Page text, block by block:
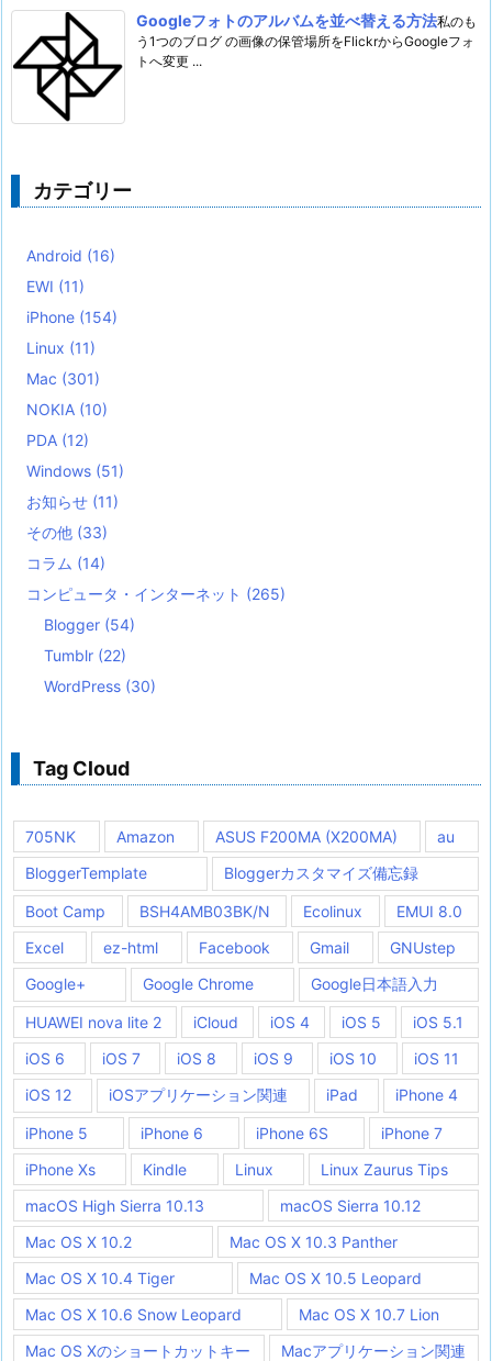
Googleフォトのアルバムを並べ替える方法私のも
う1つのブログ の画像の保管場所をFlickrからGoogleフォ
トへ変更 ...
カテゴリー
Android (16)
EWI (11)
iPhone (154)
Linux (11)
Mac (301)
NOKIA (10)
PDA (12)
Windows (51)
お知らせ (11)
その他 (33)
コラム (14)
コンピュータ・インターネット (265)
Blogger (54)
Tumblr (22)
WordPress (30)
Tag Cloud
705NK Amazon ASUS F200MA (X200MA)
au
BloggerTemplate
Bloggerカスタマイズ備忘録
Boot Camp BSH4AMB03BK/N Ecolinux
EMUI 8.0
Excel
ez-html Facebook Gmail
GNUstep
Google+
Google Chrome Google日本語入力
HUAWEI nova lite 2 iCloud iOS 4 iOS 5
iOS 5.1
iOS 6
iOS 7 iOS 8 iOS 9 iOS 10
iOS 11
iOS 12
iOSアプリケーション関連 iPad iPhone 4
iPhone 5 iPhone 6 iPhone 6S
iPhone 7
iPhone Xs
Kindle Linux
Linux Zaurus Tips
macOS High Sierra 10.13
macOS Sierra 10.12
Mac OS X 10.2
Mac OS X 10.3 Panther
Mac OS X 10.4 Tiger
Mac OS X 10.5 Leopard
Mac OS X 10.6 Snow Leopard
Mac OS X 10.7 Lion
Mac OS Xのショートカットキー
Macアプリケーション関連